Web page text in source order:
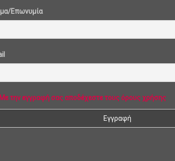
Επωνυμία
Με την εγγραφή σας αποδέχεστε τους όρους χρήσης